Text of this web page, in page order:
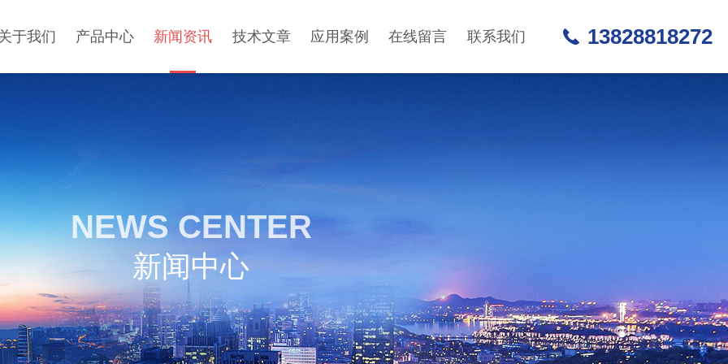
于我们 产品中心 新闻资讯 技术文章 应用案例 在线留言 联系我们 13828818272
NEWS CENTER
新闻中心